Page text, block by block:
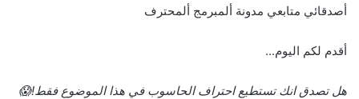
أصدقائي متابعي مدونة ألمبرمج ألمحترف
أقدم لكم اليوم...
هل تصدق انك تستطيع احتراف الحاسوب في هذا الموضوع فقط!😱